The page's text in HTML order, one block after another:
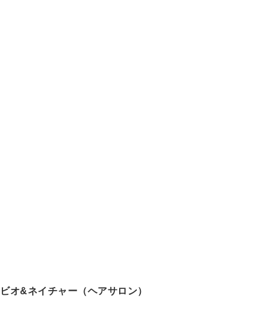
ビオ&ネイチャー（ヘアサロン）